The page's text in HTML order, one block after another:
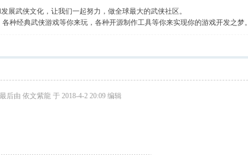
展武侠文化，让我们一起努力，做全球最大的武侠社区。
种经典武侠游戏等你来玩，各种开源制作工具等你来实现你的游戏开发之梦。
后由 依文紫龍 于 2018-4-2 20:09 编辑